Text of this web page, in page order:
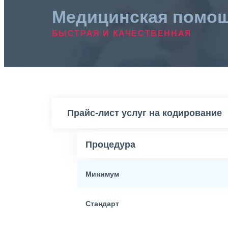
Медицинская
БЫСТРАЯ И КАЧЕСТВЕННАЯ
Прайс-лист услуг на кодирование
Процедура
Минимум
Стандарт